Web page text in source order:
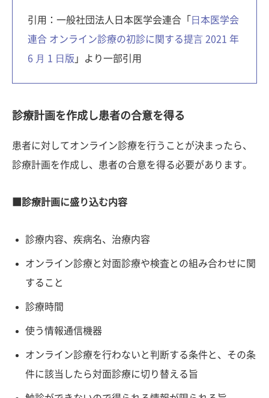
引用：一般社団法人日本医学会連合「 ⽇本医学会
連合 オンライン診療の初診に関する提⾔ 2021 年
6 ⽉ 1 ⽇版 」より一部引用
診療計画を作成し患者の合意を得る
患者に対してオンライン診療を行うことが決まったら、
診療計画を作成し、患者の合意を得る必要があります。
■診療計画に盛り込む内容
診療内容、疾病名、治療内容
オンライン診療と対面診療や検査との組み合わせに関
すること
診療時間
使う情報通信機器
オンライン診療を行わないと判断する条件と、その条
件に該当したら対面診療に切り替える旨